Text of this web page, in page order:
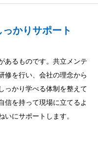
かりサポート
あるものです。共立メンテ
修を行い、会社の理念から
っかり学べる体制を整えて
信を持って現場に立てるよ
いにサポートします。